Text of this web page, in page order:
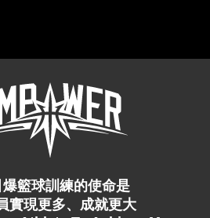
籃球訓練的使命是
實現更多、成就更大